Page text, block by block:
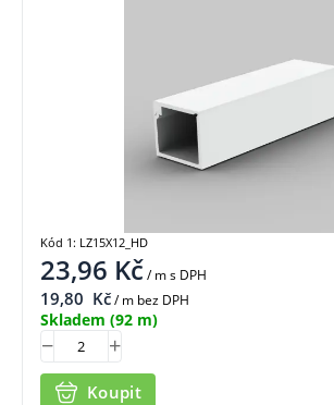
23,96 Kč/ ms DPH
19,80 Kč/ m bez DPH
Skladem (92 m)
Koupit
Kód 1: LZ15X12_HD